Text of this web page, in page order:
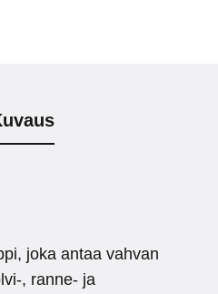
joka antaa vahvan
, ranne- ja